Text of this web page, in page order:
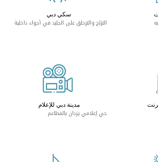
سكي دبي
التزلج والتزحلق على الجليد في أجواء داخلية
مدينة دبي للإعلام
حي إعلامي يزدان بالمطاعم